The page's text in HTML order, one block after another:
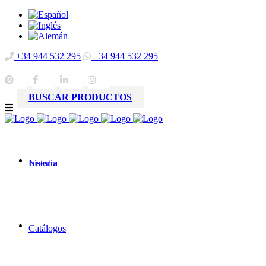
+34 944 532 295 +34 944 532 295
BUSCAR PRODUCTOS
Nuestra
historia
Catálogos